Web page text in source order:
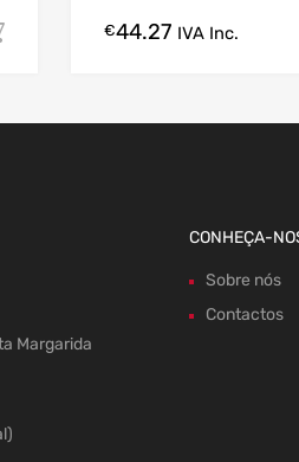
Comprar Agora!
€44.27 IVA Inc.
Margarida
CONHEÇA-
Sobre nós
Contactos